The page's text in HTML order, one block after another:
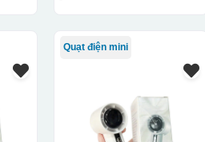
Quạt điện mini